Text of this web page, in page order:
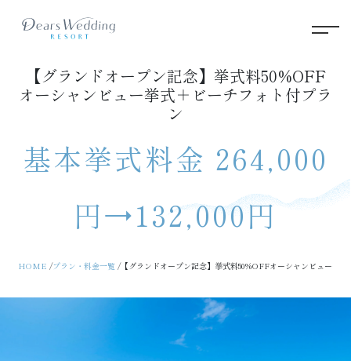
【グランドオープン記念】挙式料50%OFF
オーシャンビュー挙式＋ビーチフォト付プラ
ン
基本挙式料金 264,000
円→132,000円
HOME プラン・料金一覧 【グランドオープン記念】挙式料50%OFFオーシャンビュー挙